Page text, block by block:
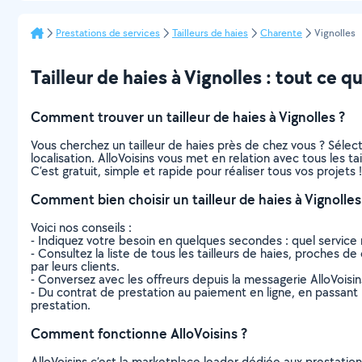
Prestations de services Tailleurs de haies Charente Vignolles
Tailleur de haies à Vignolles : tout ce
Comment trouver un tailleur de haies à Vignolles ?
Vous cherchez un tailleur de haies près de chez vous ?
localisation. AlloVoisins vous met en relation avec tous les
C’est gratuit, simple et rapide pour réaliser tous vos projets !
Comment bien choisir un tailleur de haies à
Voici nos conseils :
- Indiquez votre besoin en quelques secondes : quel
- Consultez la liste de tous les tailleurs de haies, proches
par leurs clients.
- Conversez avec les offreurs depuis la messagerie
- Du contrat de prestation au paiement en ligne, en
prestation.
Comment fonctionne AlloVoisins ?